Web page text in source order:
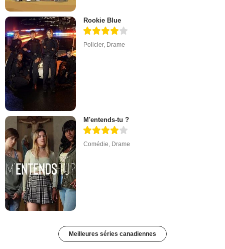
Rookie Blue
Policier, Drame
M'entends-tu ?
Comédie, Drame
Meilleures séries canadiennes